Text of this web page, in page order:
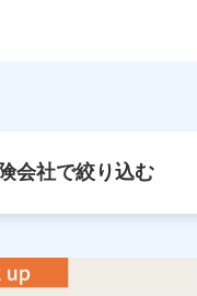
会社で絞り込む